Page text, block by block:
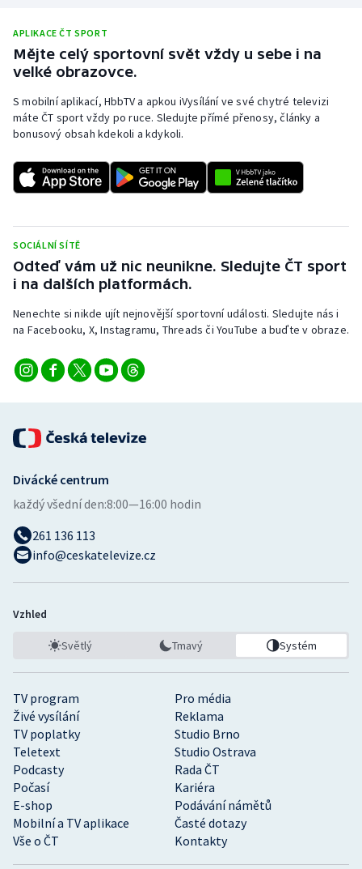
APLIKACE ČT SPORT
Mějte celý sportovní svět vždy u sebe i na
velké obrazovce.
S mobilní aplikací, HbbTV a apkou iVysílání ve své chytré televizi
máte ČT sport vždy po ruce. Sledujte přímé přenosy, články a
bonusový obsah kdekoli a kdykoli.
SOCIÁLNÍ SÍTĚ
Odteď vám už nic neunikne. Sledujte ČT sport
i na dalších platformách.
Nenechte si nikde ujít nejnovější sportovní události. Sledujte nás i
na Facebooku, X, Instagramu, Threads či YouTube a buďte v obraze.
TV program
Pro média
Živé vysílání
Reklama
TV poplatky
Studio Brno
Teletext
Studio Ostrava
Podcasty
Rada ČT
Počasí
Kariéra
E-shop
Podávání námětů
Mobilní a TV aplikace
Časté dotazy
Vše o ČT
Kontakty
Divácké centrum
každý všední den:8:00—16:00 hodin
261 136 113
info@ceskatelevize.cz
Vzhled
Světlý Tmavý Systém